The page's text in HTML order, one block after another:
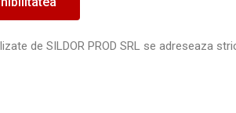
de SILDOR PROD SRL se adreseaza